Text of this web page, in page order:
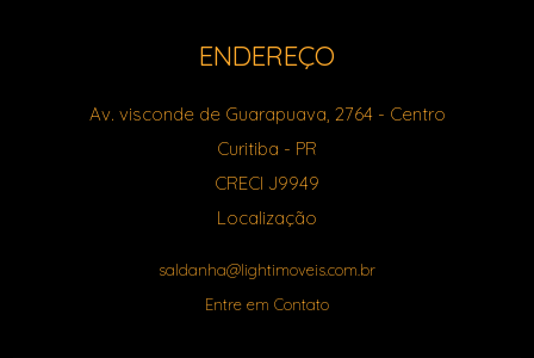
ENDEREÇO
Av. visconde de Guarapuava, 2764- Centro
Curitiba - PR
CRECI J9949
Localização
saldanha@lightimoveis.com.br
Entre em Contato